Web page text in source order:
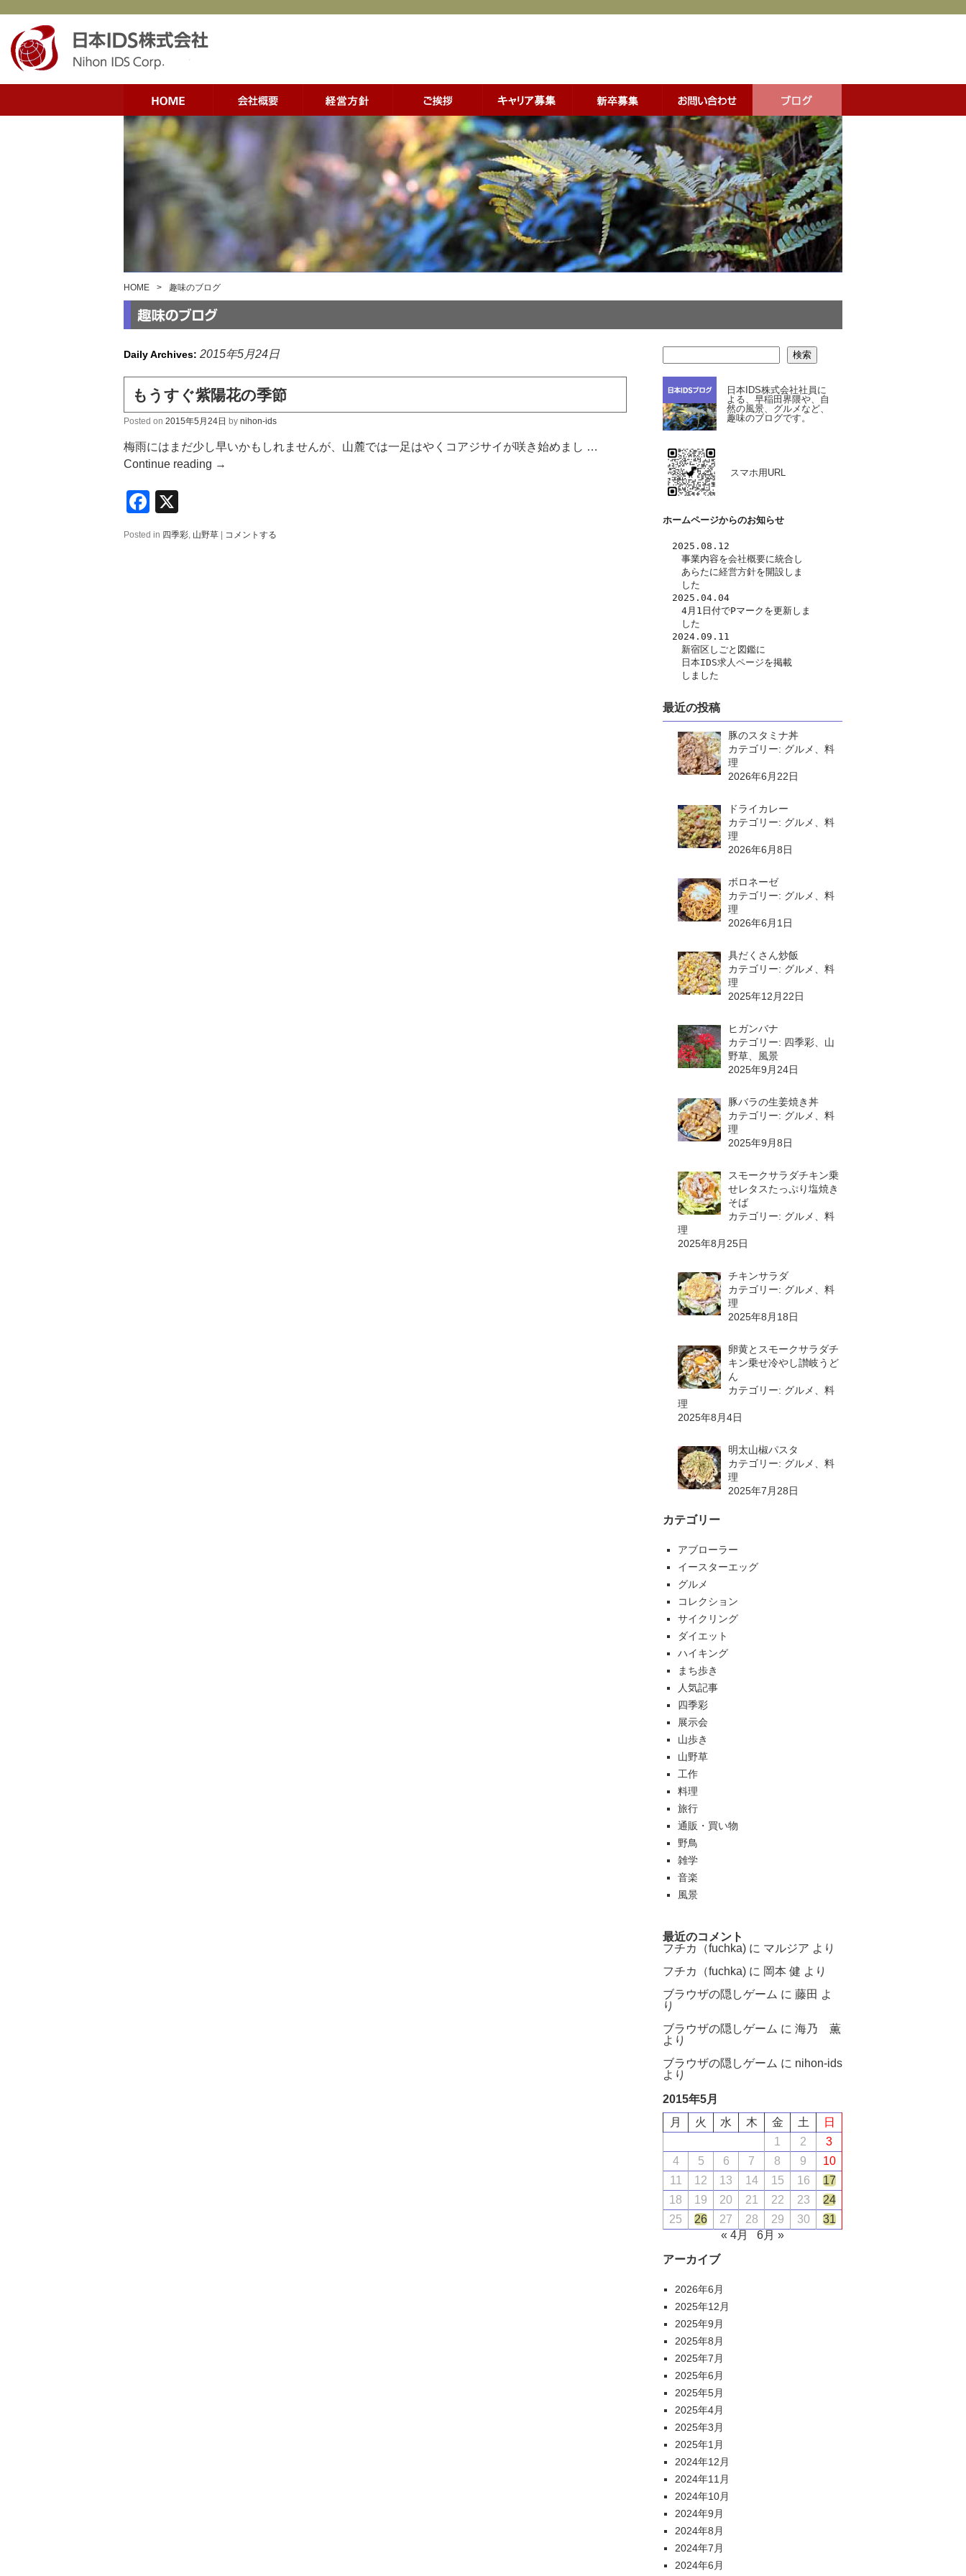
HOME > 趣味のブログ
Daily Archives: 2015年5月24日
もうすぐ紫陽花の季節
Posted on 2015年5月24日 by nihon-ids
梅雨にはまだ少し早いかもしれませんが、山麓では一足はやくコアジサイが咲き始めまし …
Continue reading →
Facebook
Posted in 四季彩, 山野草 コメントする
検索
日本IDS株式会社社員に
よる、早稲田界隈や、自
然の風景、グルメなど、
趣味のブログです。
スマホ用URL
ホームページからのお知らせ
2025.08.12
事業内容を会社概要に統合し
あらたに経営方針を開設しま
した
2025.04.04
4月1日付でPマークを更新しま
した
2024.09.11
新宿区しごと図鑑に
日本IDS求人ページを掲載
しました
最近の投稿
豚のスタミナ丼
カテゴリー: グルメ、料
理
2026年6月22日
ドライカレー
カテゴリー: グルメ、料
理
2026年6月8日
ボロネーゼ
カテゴリー: グルメ、料
理
2026年6月1日
具だくさん炒飯
カテゴリー: グルメ、料
理
2025年12月22日
ヒガンバナ
カテゴリー: 四季彩、山
野草、風景
2025年9月24日
豚バラの生姜焼き丼
カテゴリー: グルメ、料
理
2025年9月8日
スモークサラダチキン乗
せレタスたっぷり塩焼き
そば
カテゴリー: グルメ、料
理
2025年8月25日
チキンサラダ
カテゴリー: グルメ、料
理
2025年8月18日
卵黄とスモークサラダチ
キン乗せ冷やし讃岐うど
ん
カテゴリー: グルメ、料
理
2025年8月4日
明太山椒パスタ
カテゴリー: グルメ、料
理
2025年7月28日
カテゴリー
アブローラー
イースターエッグ
グルメ
コレクション
サイクリング
ダイエット
ハイキング
まち歩き
人気記事
四季彩
展示会
山歩き
山野草
工作
料理
旅行
通販・買い物
野鳥
雑学
音楽
風景
最近のコメント
フチカ（fuchka) に マルジア より
フチカ（fuchka) に 岡本 健 より
ブラウザの隠しゲーム に 藤田 よ
り
ブラウザの隠しゲーム に 海乃 薫
より
ブラウザの隠しゲーム に nihon-ids
より
2015年5月
月
火 水 木 金 土
日
1
2
3
4
5 6 7 8 9
10
11
12 13 14 15 16
17
18
19 20 21 22 23
24
25
26 27 28 29 30
31
« 4月
6月 »
アーカイブ
2026年6月
2025年12月
2025年9月
2025年8月
2025年7月
2025年6月
2025年5月
2025年4月
2025年3月
2025年1月
2024年12月
2024年11月
2024年10月
2024年9月
2024年8月
2024年7月
2024年6月